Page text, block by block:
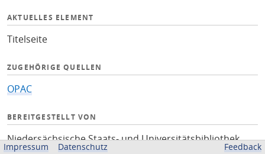
AKTUELLES ELEMENT
Titelseite
ZUGEHÖRIGE QUELLEN
OPAC
BEREITGESTELLT VON
Niedersächsische Staats- und Universitätsbibliothek
Impressum Datenschutz Feedback